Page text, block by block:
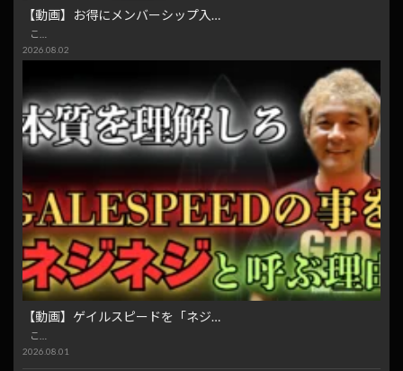
【動画】お得にメンバーシップ入…
こ…
2026.08.02
【動画】ゲイルスピードを「ネジ…
こ…
2026.08.01